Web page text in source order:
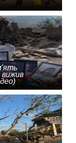
вижив